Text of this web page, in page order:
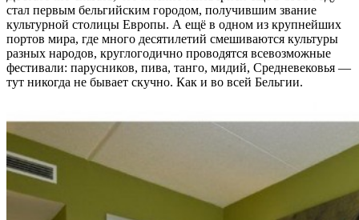
стал первым бельгийским городом, получившим звание
культурной столицы Европы. А ещё в одном из крупнейших
портов мира, где много десятилетий смешиваются культуры
разных народов, круглогодично проводятся всевозможные
фестивали: парусников, пива, танго, мидий, Средневековья —
тут никогда не бывает скучно. Как и во всей Бельгии.